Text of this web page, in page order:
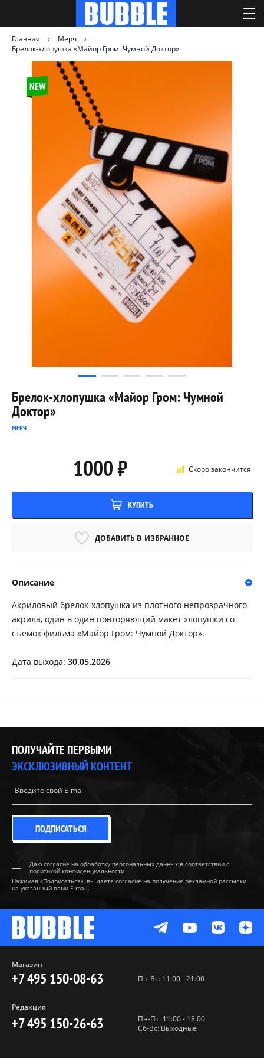
Главная
Мерч
Брелок-хлопушка «Майор Гром: Чумной Доктор»
NEW
Брелок-хлопушка «Майор Гром: Чумной
Доктор»
МЕРЧ
Скоро закончится
1000 ₽
КУПИТЬ
ДОБАВИТЬ В ИЗБРАННОЕ
Описание
Акриловый брелок-хлопушка из плотного непрозрачного
акрила, один в один повторяющий макет хлопушки со
съёмок фильма «Майор Гром: Чумной Доктор».
Дата выхода: 30.05.2026
ПОЛУЧАЙТЕ ПЕРВЫМИ
ЭКСКЛЮЗИВНЫЙ КОНТЕНТ
ПОДПИСАТЬСЯ
Даю согласие на обработку персональных данных в соответствии с
политикой конфиденциальности
Нажимая «Подписаться», вы даете согласие на получение рекламной рассылки
на указанный вами E-mail.
Магазин
+7 495 150-08-63 Пн-Вс: 11:00 - 21:00
Редакция
+7 495 150-26-63
Пн-Пт: 11:00 - 18:00
Сб-Вс: Выходные